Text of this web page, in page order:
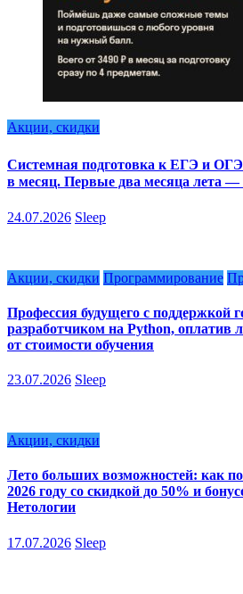
Акции, скидки
Системная подготовка к ЕГЭ и
в месяц. Первые два месяца лета —
24.07.2026 Sleep
Акции, скидки Программирование
Профессия будущего с поддержкой
разработчиком на Python, оплатив
от стоимости обучения
23.07.2026 Sleep
Акции, скидки
Лето больших возможностей: как
2026 году со скидкой до 50% и
Нетологии
17.07.2026 Sleep